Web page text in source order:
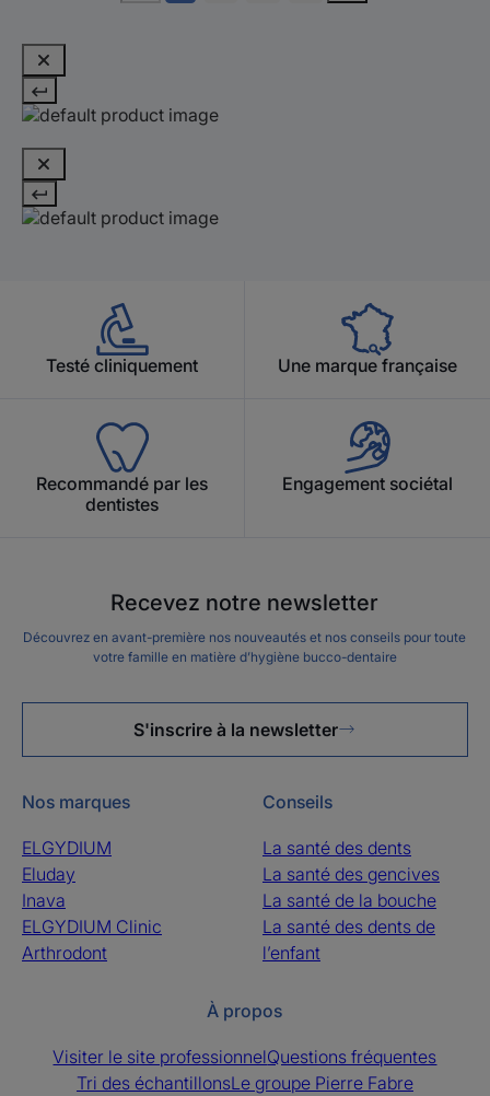
Testé cliniquement Une marque française
Recommandé par les
dentistes
Engagement sociétal
Recevez notre newsletter
Découvrez en avant-première nos nouveautés et nos conseils pour toute
votre famille en matière d’hygiène bucco-dentaire
S'inscrire à la newsletter
Nos marques
ELGYDIUM
Eluday
Inava
ELGYDIUM Clinic
Arthrodont
Conseils
La santé des dents
La santé des gencives
La santé de la bouche
La santé des dents de
l’enfant
À propos
Visiter le site professionnelQuestions fréquentes
Tri des échantillonsLe groupe Pierre Fabre